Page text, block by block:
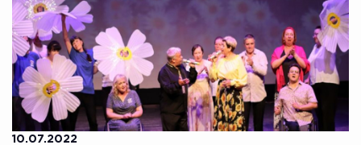
10.07.2022